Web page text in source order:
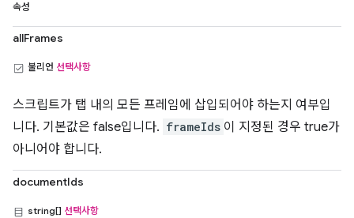
속성
allFrames
불리언 선택사항
스크립트가 탭 내의 모든 프레임에 삽입되어야 하는지 여부입
니다. 기본값은 false입니다. frameIds 이 지정된 경우 true가
아니어야 합니다.
documentIds
string[] 선택사항